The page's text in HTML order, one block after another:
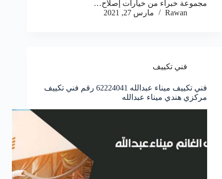
مجموعة خبراء من خيارات إصلاح…
Rawan
مارس 27, 2021
فني تكييف
فني تكييف ميناء عبدالله 62224041 رقم فني تكييف
مركزي هندي ميناء عبدالله